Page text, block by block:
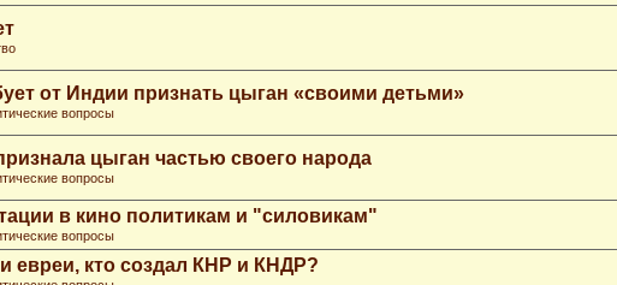
от Индии признать цыган «своими детьми»
вопросы
цыган частью своего народа
вопросы
в кино политикам и "силовикам"
вопросы
евреи, кто создал КНР и КНДР?